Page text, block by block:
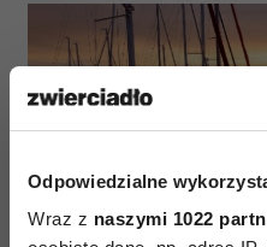
Odpowiedzialne
Wraz z naszymi 1022